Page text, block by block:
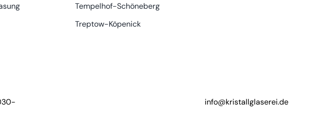
Tempelhof-Schöneberg
Treptow-Köpenick
info@kristallglaserei.de